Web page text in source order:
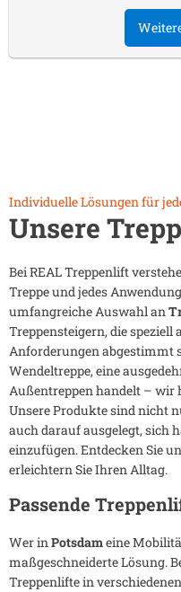
Individuelle Lösungen für
Unsere
Bei REAL Treppenlift
Treppe und jedes
umfangreiche Auswahl an
Treppensteigern, die
Anforderungen abgestimmt
Wendeltreppe, eine
Außentreppen handelt – wir
Unsere Produkte sind nicht
auch darauf ausgelegt, sich
einzufügen. Entdecken Sie
erleichtern Sie Ihren Alltag.
Passende
Wer inPotsdameine
maßgeschneiderte Lösung.
Treppenlifte in